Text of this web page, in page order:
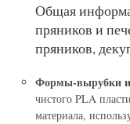
Общая
пряников и
пряников,
Формы-вырубки
чистого PLA
материала,